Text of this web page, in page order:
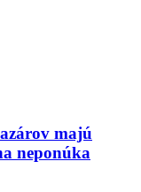
majú
neponúka